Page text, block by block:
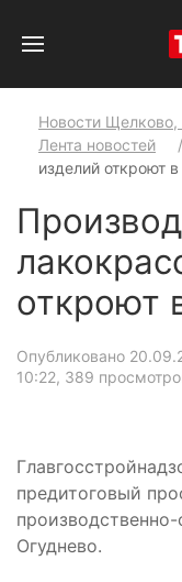
Новости
Лента новостей
изделий откроют
откроют
Опубликовано
10:22, 389
предитоговый
Огуднево.